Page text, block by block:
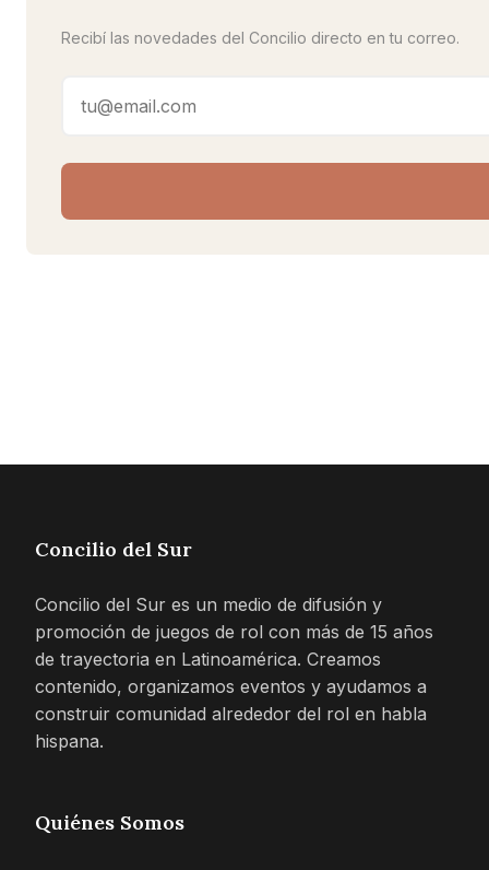
Recibí las novedades del Concilio directo en tu correo.
Concilio del Sur
Concilio del Sur es un medio de difusión y
promoción de juegos de rol con más de 15 años
de trayectoria en Latinoamérica. Creamos
contenido, organizamos eventos y ayudamos a
construir comunidad alrededor del rol en habla
hispana.
Quiénes Somos